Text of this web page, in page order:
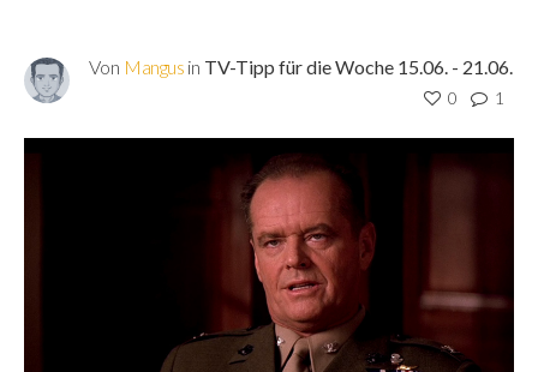
Von Mangus in TV-Tipp für die Woche 15.06. - 21.06.
0 1